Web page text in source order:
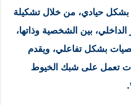
بشكل حيادي، من خلال تشكيلة
بين الشخصية وذاتها،
بشكل تفاعلي، ويقدم
تعمل على شبك الخيوط